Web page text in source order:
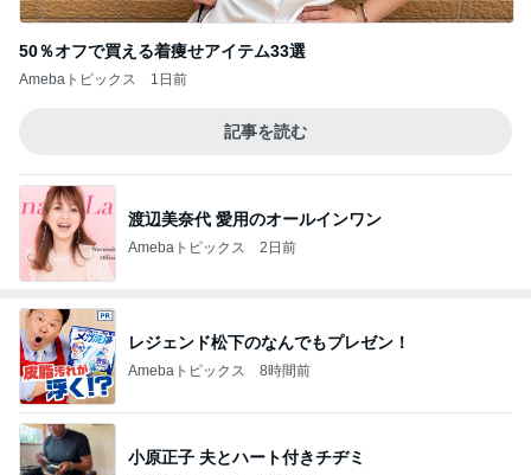
50％オフで買える着痩せアイテム33選
Amebaトピックス 1日前
記事を読む
渡辺美奈代 愛用のオールインワン
Amebaトピックス 2日前
レジェンド松下のなんでもプレゼン！
Amebaトピックス 8時間前
小原正子 夫とハート付きチヂミ